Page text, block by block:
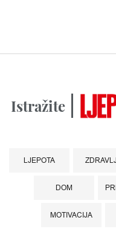
Istražite
LJEPOTA
DOM
MOTIVACIJA